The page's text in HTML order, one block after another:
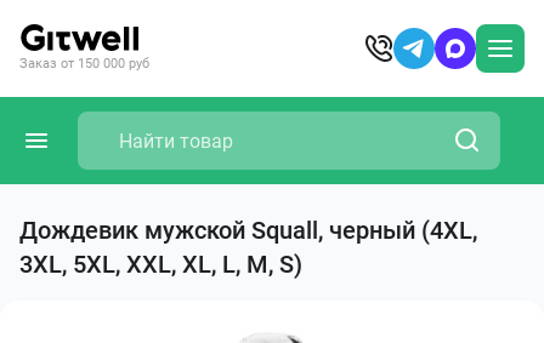
Заказ от 150 000 руб
Дождевик мужской Squall, черный (4XL,
3XL, 5XL, XXL, XL, L, M, S)